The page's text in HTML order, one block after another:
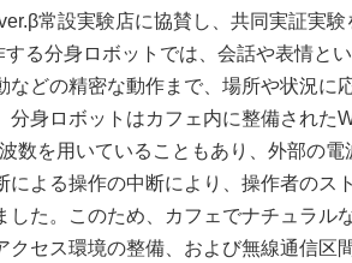
常設実験店に協賛し、共同実証実験
る分身ロボットでは、会話や表情と
などの精密な動作まで、場所や状況に
身ロボットはカフェ内に整備された
数を用いていることもあり、外部の
よる操作の中断により、操作者のス
た。このため、カフェでナチュラル
セス環境の整備、および無線通信区